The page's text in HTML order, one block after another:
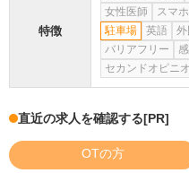
特徴
女性医師
スマ
駐車場
英語 外
バリアフリー
セカンドオピニ
直近の求人を確認する[PR]
OTの方